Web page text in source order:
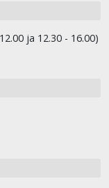
ja 12.30 - 16.00)